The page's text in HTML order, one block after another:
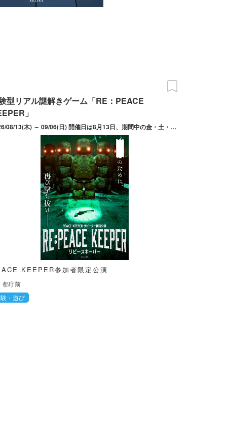
型リアル謎解きゲーム「RE：PEACE
」
2026/08/13(木) ～ 09/06(日) 開催日は8月13日、期間中の金・土・日。開催時間は金曜日19:30～。土日祝は10:00～、13:00～、16:00～、19:00～。
KEEPER参加者限定公演
都庁前
・遊び